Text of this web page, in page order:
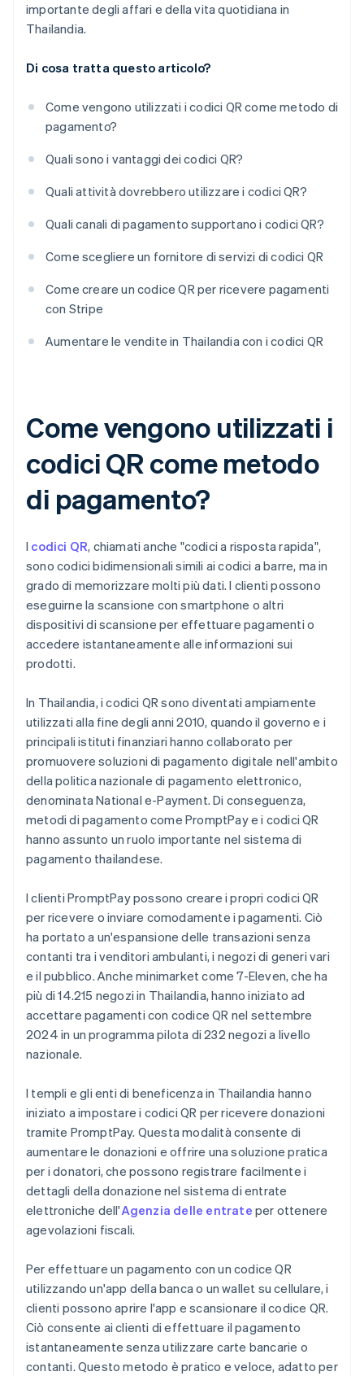
importante degli affari e della vita quotidiana in
Thailandia.
Di cosa tratta questo articolo?
Come vengono utilizzati i codici QR come metodo di
pagamento?
Quali sono i vantaggi dei codici QR?
Quali attività dovrebbero utilizzare i codici QR?
Quali canali di pagamento supportano i codici QR?
Come scegliere un fornitore di servizi di codici QR
Come creare un codice QR per ricevere pagamenti
con Stripe
Aumentare le vendite in Thailandia con i codici QR
Come vengono utilizzati i
codici QR come metodo
di pagamento?
I codici QR, chiamati anche "codici a risposta rapida",
sono codici bidimensionali simili ai codici a barre, ma in
grado di memorizzare molti più dati. I clienti possono
eseguirne la scansione con smartphone o altri
dispositivi di scansione per effettuare pagamenti o
accedere istantaneamente alle informazioni sui
prodotti.
In Thailandia, i codici QR sono diventati ampiamente
utilizzati alla fine degli anni 2010, quando il governo e i
principali istituti finanziari hanno collaborato per
promuovere soluzioni di pagamento digitale nell'ambito
della politica nazionale di pagamento elettronico,
denominata National e-Payment. Di conseguenza,
metodi di pagamento come PromptPay e i codici QR
hanno assunto un ruolo importante nel sistema di
pagamento thailandese.
I clienti PromptPay possono creare i propri codici QR
per ricevere o inviare comodamente i pagamenti. Ciò
ha portato a un'espansione delle transazioni senza
contanti tra i venditori ambulanti, i negozi di generi vari
e il pubblico. Anche minimarket come 7-Eleven, che ha
più di 14.215 negozi in Thailandia, hanno iniziato ad
accettare pagamenti con codice QR nel settembre
2024 in un programma pilota di 232 negozi a livello
nazionale.
I templi e gli enti di beneficenza in Thailandia hanno
iniziato a impostare i codici QR per ricevere donazioni
tramite PromptPay. Questa modalità consente di
aumentare le donazioni e offrire una soluzione pratica
per i donatori, che possono registrare facilmente i
dettagli della donazione nel sistema di entrate
elettroniche dell'Agenzia delle entrate per ottenere
agevolazioni fiscali.
Per effettuare un pagamento con un codice QR
utilizzando un'app della banca o un wallet su cellulare, i
clienti possono aprire l'app e scansionare il codice QR.
Ciò consente ai clienti di effettuare il pagamento
istantaneamente senza utilizzare carte bancarie o
contanti. Questo metodo è pratico e veloce, adatto per